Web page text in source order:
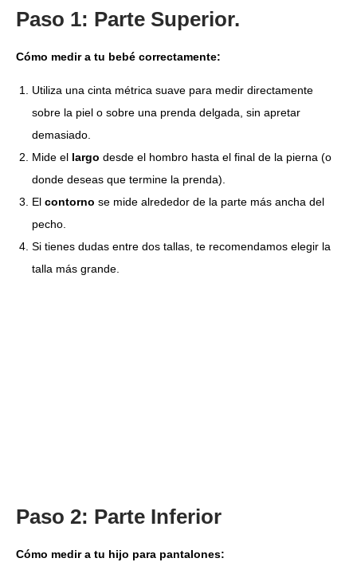
Paso 1: Parte Superior.
Cómo medir a tu bebé correctamente:
Utiliza una cinta métrica suave para medir directamente
sobre la piel o sobre una prenda delgada, sin apretar
demasiado.
Mide el largo desde el hombro hasta el final de la pierna (o
donde deseas que termine la prenda).
El contorno se mide alrededor de la parte más ancha del
pecho.
Si tienes dudas entre dos tallas, te recomendamos elegir la
talla más grande.
Paso 2: Parte Inferior
Cómo medir a tu hijo para pantalones: